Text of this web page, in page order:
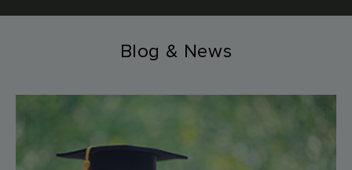
Blog & News